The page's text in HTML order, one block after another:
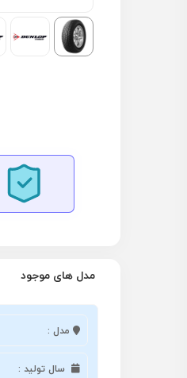
مدل های موجود
مدل :
سال تولید :